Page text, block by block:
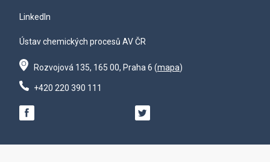
LinkedIn
Ústav chemických procesů AV ČR
Rozvojová 135, 165 00, Praha 6 (mapa)
+420 220 390 111